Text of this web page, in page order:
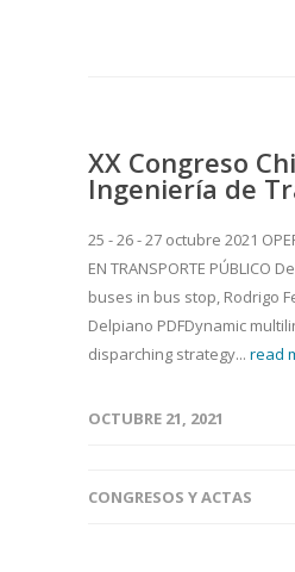
XX Congreso
Ingeniería de
25 - 26 - 27 octubre 2021
EN TRANSPORTE PÚBLICO
buses in bus stop, Rodrigo
Delpiano PDFDynamic
disparching strategy... read
OCTUBRE 21, 2021
CONGRESOS Y ACTAS